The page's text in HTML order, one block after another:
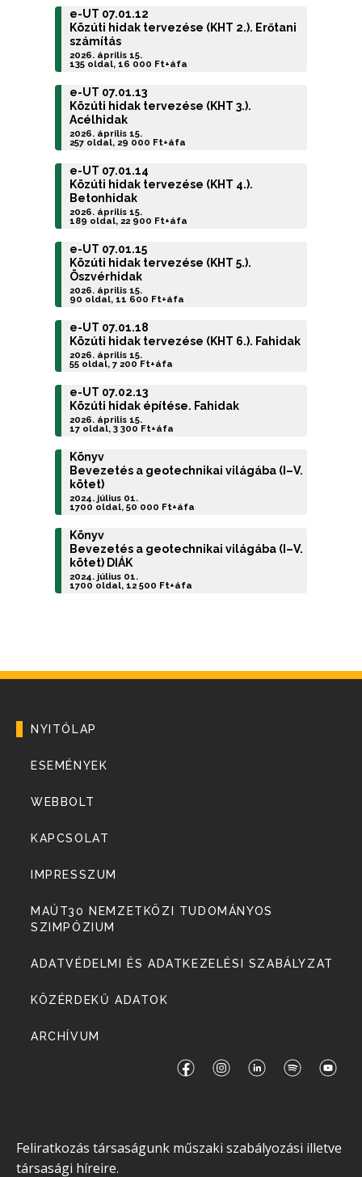
e-UT 07.01.12
Közúti hidak tervezése (KHT 2.). Erőtani
számítás
2026. április 15.
135 oldal, 16 000 Ft+áfa
e-UT 07.01.13
Közúti hidak tervezése (KHT 3.).
Acélhidak
2026. április 15.
257 oldal, 29 000 Ft+áfa
e-UT 07.01.14
Közúti hidak tervezése (KHT 4.).
Betonhidak
2026. április 15.
189 oldal, 22 900 Ft+áfa
e-UT 07.01.15
Közúti hidak tervezése (KHT 5.).
Öszvérhidak
2026. április 15.
90 oldal, 11 600 Ft+áfa
e-UT 07.01.18
Közúti hidak tervezése (KHT 6.). Fahidak
2026. április 15.
55 oldal, 7 200 Ft+áfa
e-UT 07.02.13
Közúti hidak építése. Fahidak
2026. április 15.
17 oldal, 3 300 Ft+áfa
Könyv
Bevezetés a geotechnikai világába (I–V.
kötet)
2024. július 01.
1700 oldal, 50 000 Ft+áfa
Könyv
Bevezetés a geotechnikai világába (I–V.
kötet) DIÁK
2024. július 01.
1700 oldal, 12 500 Ft+áfa
NYITÓLAP
ESEMÉNYEK
WEBBOLT
KAPCSOLAT
IMPRESSZUM
MAÚT30 NEMZETKÖZI TUDOMÁNYOS
SZIMPÓZIUM
ADATVÉDELMI ÉS ADATKEZELÉSI SZABÁLYZAT
KÖZÉRDEKŰ ADATOK
ARCHÍVUM
Feliratkozás társaságunk műszaki szabályozási illetve
társasági híreire.